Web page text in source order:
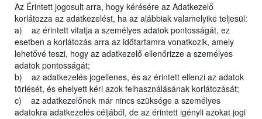
Az Érintett jogosult arra, hogy kérésére az Adatkezelő
korlátozza az adatkezelést, ha az alábbiak valamelyike teljesül:
a) az érintett vitatja a személyes adatok pontosságát, ez
esetben a korlátozás arra az időtartamra vonatkozik, amely
lehetővé teszi, hogy az adatkezelő ellenőrizze a személyes
adatok pontosságát;
b) az adatkezelés jogellenes, és az érintett ellenzi az adatok
törlését, és ehelyett kéri azok felhasználásának korlátozását;
c) az adatkezelőnek már nincs szüksége a személyes
adatokra adatkezelés céljából, de az érintett igényli azokat jogi